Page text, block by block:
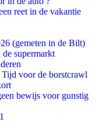
reet in de vakantie
(gemeten in de Bilt)
supermarkt
voor de borstcrawl
bewijs voor gunstig